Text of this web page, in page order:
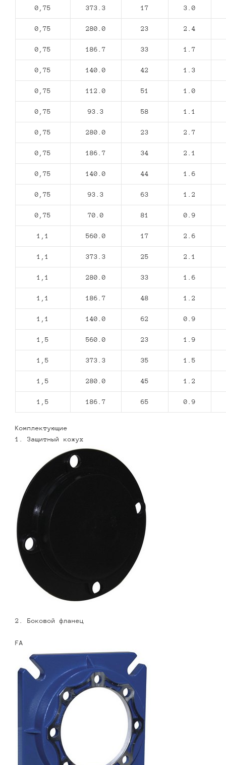
0,75 373.3 17 3.0
0,75 280.0 23 2.4
0,75 186.7 33 1.7
0,75 140.0 42 1.3
0,75 112.0 51 1.0
0,75 93.3 58 1.1
0,75 280.0 23 2.7
0,75 186.7 34 2.1
0,75 140.0 44 1.6
0,75 93.3 63 1.2
0,75 70.0 81 0.9
1,1 560.0 17 2.6
1,1 373.3 25 2.1
1,1 280.0 33 1.6
1,1 186.7 48 1.2
1,1 140.0 62 0.9
1,5 560.0 23 1.9
1,5 373.3 35 1.5
1,5 280.0 45 1.2
1,5 186.7 65 0.9
Комплектующие
1. Защитный кожух
2. Боковой фланец
FA